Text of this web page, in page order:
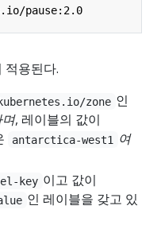
pause:2.0
적용된다.
zone 인
, 레이블의 값이
antarctica-west1
여
key 이고 값이
인 레이블을 갖고 있